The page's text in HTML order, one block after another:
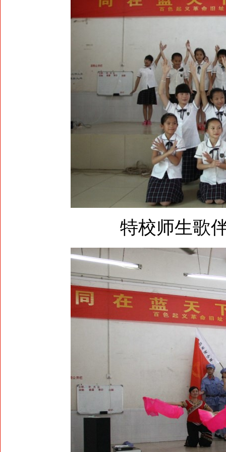
特校师生歌